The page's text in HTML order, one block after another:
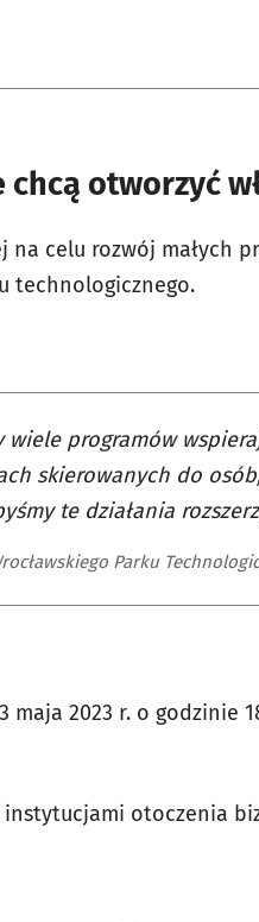
otworzyć
na celu rozwój małych
technologicznego.
wiele programów
skierowanych do
te działania
Parku
2023 r. o godzinie
otoczenia